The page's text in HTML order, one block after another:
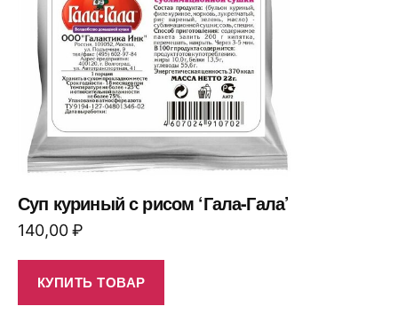
Суп куриный с рисом ‘Гала-Гала’
140,00₽
КУПИТЬ ТОВАР